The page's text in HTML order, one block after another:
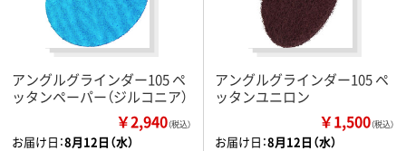
アングルグラインダー105 ペ
ッタンペーパー（ジルコニア）
￥2,940（税込）
お届け日：8月12日（水）
アングルグラインダー105 ペ
ッタンユニロン
￥1,500（税込）
お届け日：8月12日（水）